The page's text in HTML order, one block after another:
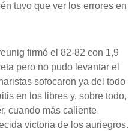
tuvo que ver los errores en
firmó el 82-82 con 1,9
pero no pudo levantar el
sofocaron ya del todo
en los libres y, sobre todo,
cuando más caliente
victoria de los auriegros.